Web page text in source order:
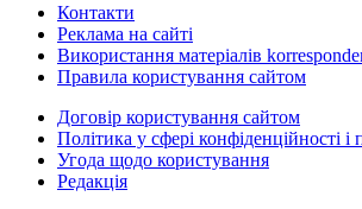
Контакти
Реклама на сайті
Використання матеріалів
Правила користування сайтом
Договір користування сайтом
Політика у сфері конфіденційності
Угода щодо користування
Редакція